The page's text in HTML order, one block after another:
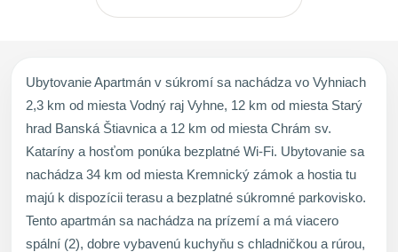
Ubytovanie Apartmán v súkromí sa nachádza vo Vyhniach
2,3 km od miesta Vodný raj Vyhne, 12 km od miesta Starý
hrad Banská Štiavnica a 12 km od miesta Chrám sv.
Kataríny a hosťom ponúka bezplatné Wi-Fi. Ubytovanie sa
nachádza 34 km od miesta Kremnický zámok a hostia tu
majú k dispozícii terasu a bezplatné súkromné parkovisko.
Tento apartmán sa nachádza na prízemí a má viacero
spální (2), dobre vybavenú kuchyňu s chladničkou a rúrou,